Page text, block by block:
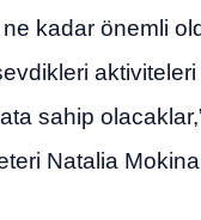
ne kadar önemli
aktiviteleri
sahip
Natalia